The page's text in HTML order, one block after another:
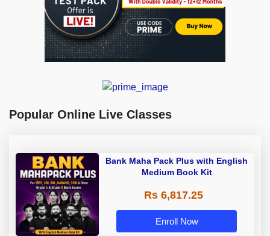
Popular Online Live Classes
Bank Maha Pack Plus with English
Medium Book Kit
Rs 6,817.25
Enroll Now